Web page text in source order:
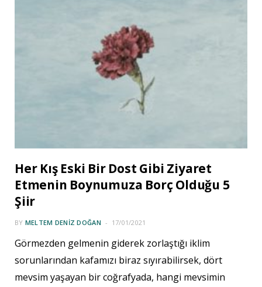
Her Kış Eski Bir Dost Gibi Ziyaret
Etmenin Boynumuza Borç Olduğu 5
Şiir
BY MELTEM DENIZ DOĞAN 17/01/2021
Görmezden gelmenin giderek zorlaştığı iklim
sorunlarından kafamızı biraz sıyırabilirsek, dört
mevsim yaşayan bir coğrafyada, hangi mevsimin